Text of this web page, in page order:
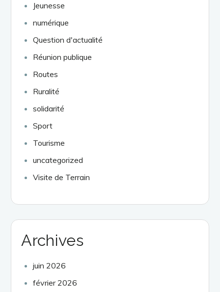
Jeunesse
numérique
Question d'actualité
Réunion publique
Routes
Ruralité
solidarité
Sport
Tourisme
uncategorized
Visite de Terrain
Archives
juin 2026
février 2026